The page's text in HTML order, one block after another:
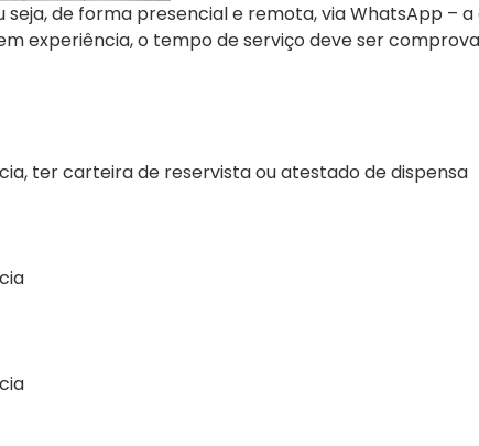
de forma presencial e remota, via WhatsApp – a
experiência, o tempo de serviço deve ser
ter carteira de reservista ou atestado de dispensa